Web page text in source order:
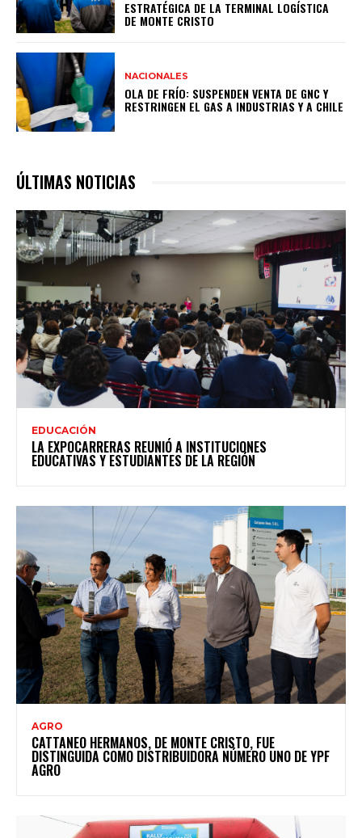
ESTRATÉGICA DE LA TERMINAL LOGÍSTICA
DE MONTE CRISTO
NACIONALES
OLA DE FRÍO: SUSPENDEN VENTA DE GNC Y
RESTRINGEN EL GAS A INDUSTRIAS Y A CHILE
ÚLTIMAS NOTICIAS
EDUCACIÓN
LA EXPOCARRERAS REUNIÓ A INSTITUCIONES
EDUCATIVAS Y ESTUDIANTES DE LA REGIÓN
AGRO
CATTANEO HERMANOS, DE MONTE CRISTO, FUE
DISTINGUIDA COMO DISTRIBUIDORA NÚMERO UNO DE YPF
AGRO